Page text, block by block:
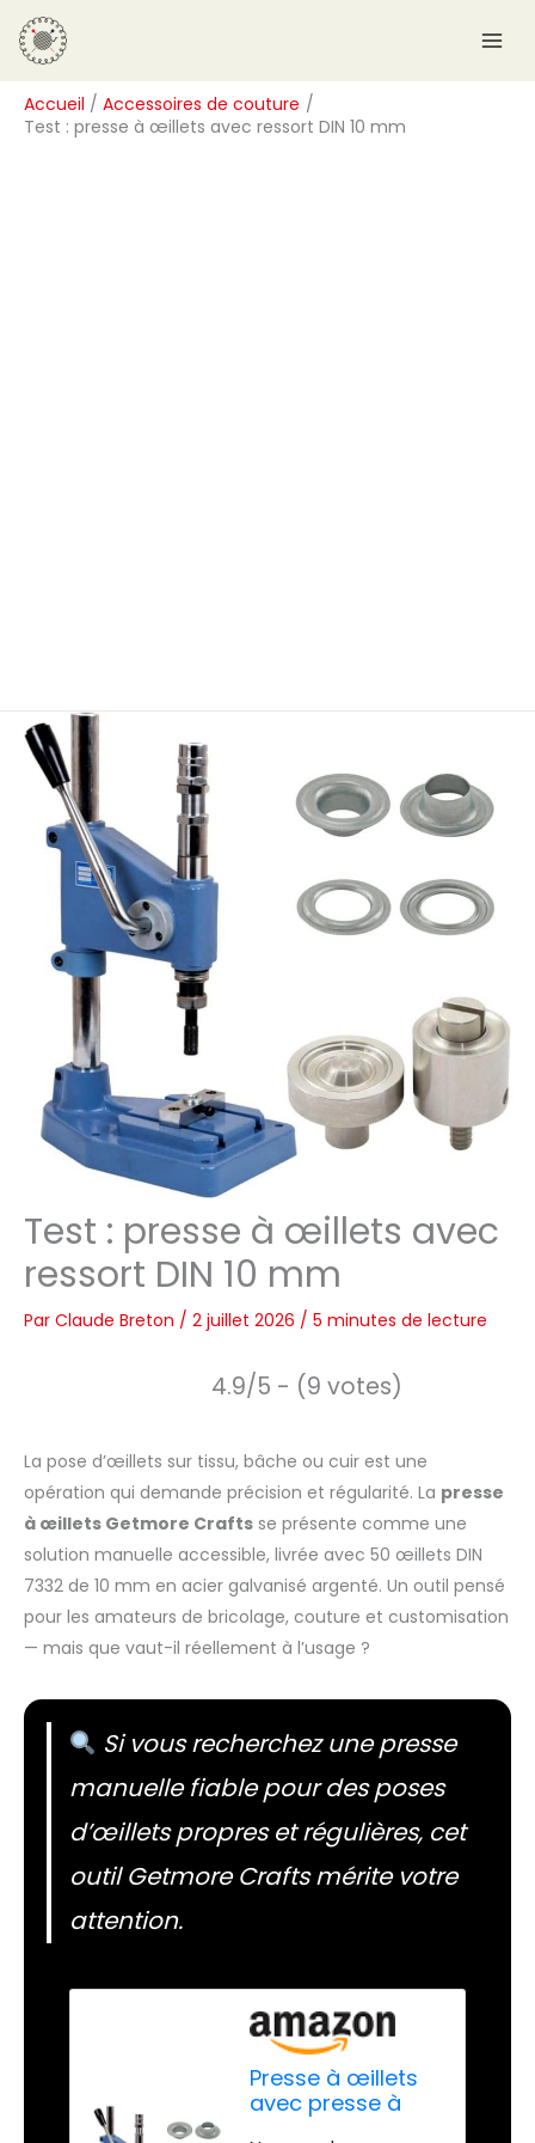
Aller
au
contenu
Accueil
Accessoires de couture
Test : presse à œillets avec ressort DIN 10 mm
Test : presse à œillets avec
ressort DIN 10 mm
Par Claude Breton / 2 juillet 2026 / 5 minutes de lecture
4.9/5 - (9 votes)
La pose d’œillets sur tissu, bâche ou cuir est une
opération qui demande précision et régularité. La presse
à œillets Getmore Crafts se présente comme une
solution manuelle accessible, livrée avec 50 œillets DIN
7332 de 10 mm en acier galvanisé argenté. Un outil pensé
pour les amateurs de bricolage, couture et customisation
— mais que vaut-il réellement à l’usage ?
Si vous recherchez une presse
manuelle fiable pour des poses
d’œillets propres et régulières, cet
outil Getmore Crafts mérite votre
attention.
Presse à œillets
avec presse à
R
e
c
h